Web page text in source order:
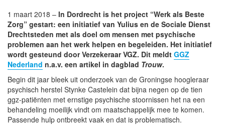
1 maart 2018 – In Dordrecht is het project “Werk als Beste
Zorg” gestart: een initiatief van Yulius en de Sociale Dienst
Drechtsteden met als doel om mensen met psychische
problemen aan het werk helpen en begeleiden. Het initiatief
wordt gesteund door Verzekeraar VGZ. Dit meldt GGZ
Nederland n.a.v. een artikel in dagblad Trouw.
Begin dit jaar bleek uit onderzoek van de Groningse hoogleraar
psychisch herstel Stynke Castelein dat bijna negen op de tien
ggz-patiënten met ernstige psychische stoornissen het na een
behandeling moeilijk vindt om maatschappelijk mee te komen.
Passende hulp ontbreekt vaak en dat is problematisch.